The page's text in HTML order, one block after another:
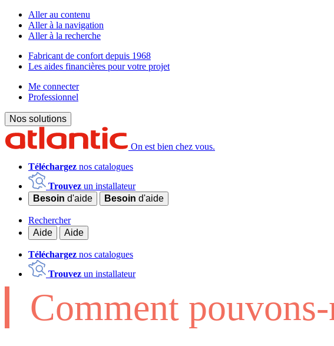
Aller au contenu
Aller à la navigation
Aller à la recherche
Fabricant de confort depuis 1968
Les aides financières pour votre projet
Me connecter
Professionnel
Nos solutions
On est bien chez vous.
Téléchargez nos catalogues
Trouvez un installateur
Besoin d'aide Besoin d'aide
Rechercher
Aide
Aide
Téléchargez nos catalogues
Trouvez un installateur
Comment